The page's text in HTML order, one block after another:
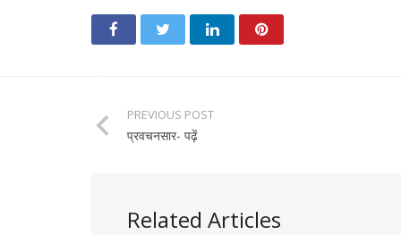
PREVIOUS POST
प्रवचनसार- पढ़ें
Related Articles